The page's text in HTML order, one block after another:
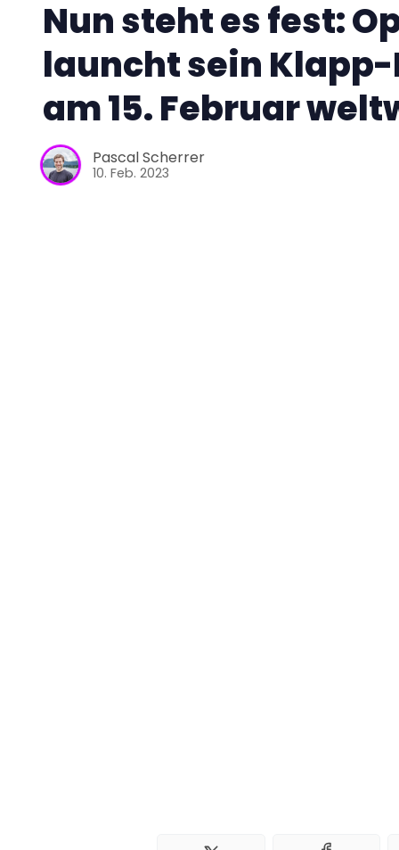
Nun steht es fest:
launcht sein
am 15. Februar
Pascal Scherrer
10. Feb. 2023